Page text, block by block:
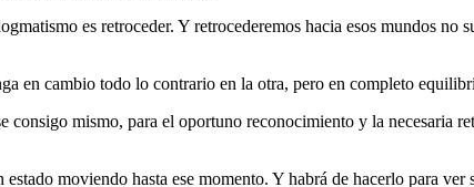
es retroceder. Y retrocederemos hacia esos mundos no
en cambio todo lo contrario en la otra, pero en completo
mismo, para el oportuno reconocimiento y la necesaria
moviendo hasta ese momento. Y habrá de hacerlo para ver